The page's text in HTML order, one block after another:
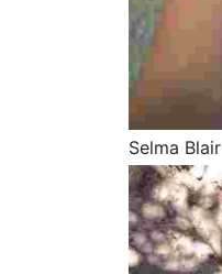
Selma Blair